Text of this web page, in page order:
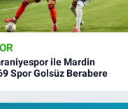
ile Mardin
Spor Golsüz Berabere